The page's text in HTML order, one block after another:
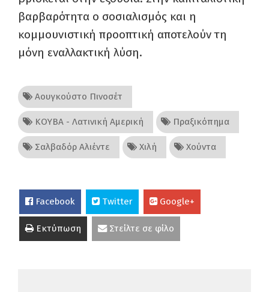
βαρβαρότητα ο σοσιαλισμός και η
κομμουνιστική προοπτική αποτελούν τη
μόνη εναλλακτική λύση.
Αουγκούστο Πινοσέτ
ΚΟΥΒΑ - Λατινική Αμερική Πραξικόπημα
Σαλβαδόρ Αλιέντε Χιλή Χούντα
Facebook Twitter Google+
Εκτύπωση Στείλτε σε φίλο